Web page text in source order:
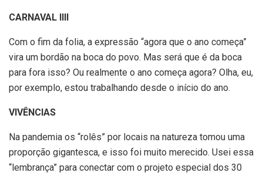
CARNAVAL IIII
Com o fim da folia, a expressão “agora que o ano começa”
vira um bordão na boca do povo. Mas será que é da boca
para fora isso? Ou realmente o ano começa agora? Olha, eu,
por exemplo, estou trabalhando desde o início do ano.
VIVÊNCIAS
Na pandemia os “rolês” por locais na natureza tomou uma
proporção gigantesca, e isso foi muito merecido. Usei essa
“lembrança” para conectar com o projeto especial dos 30